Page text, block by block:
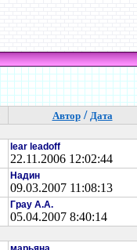
Автор/ Дата
lear leadoff
22.11.2006 12:02:44
Надин
09.03.2007 11:08:13
Грау А.А.
05.04.2007 8:40:14